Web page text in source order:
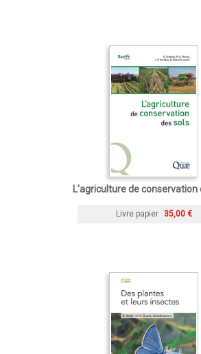
L'agriculture de conservation
Livre papier 35,00 €